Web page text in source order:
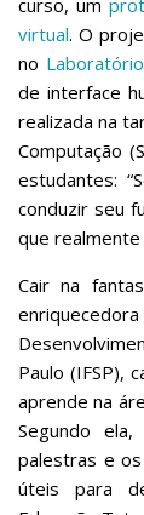
virtual. O
no
de interface
realizada na
Computação
estudantes:
conduzir seu
que realmente
Cair na
Paulo (IFSP),
aprende na
Segundo
palestras e
úteis para